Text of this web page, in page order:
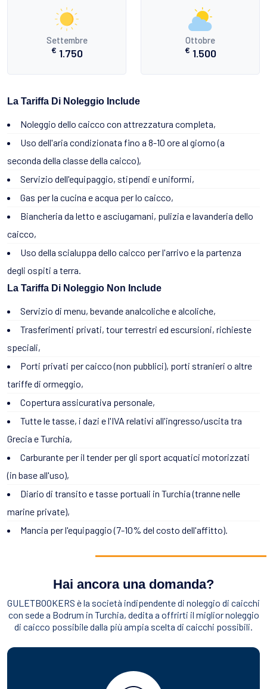
Settembre
€ 1.750
Ottobre
€ 1.500
La Tariffa Di Noleggio Include
Noleggio dello caicco con attrezzatura completa,
Uso dell'aria condizionata fino a 8-10 ore al giorno (a
seconda della classe della caicco),
Servizio dell'equipaggio, stipendi e uniformi,
Gas per la cucina e acqua per lo caicco,
Biancheria da letto e asciugamani, pulizia e lavanderia dello
caicco,
Uso della scialuppa dello caicco per l'arrivo e la partenza
degli ospiti a terra.
La Tariffa Di Noleggio Non Include
Servizio di menu, bevande analcoliche e alcoliche,
Trasferimenti privati, tour terrestri ed escursioni, richieste
speciali,
Porti privati per caicco (non pubblici), porti stranieri o altre
tariffe di ormeggio,
Copertura assicurativa personale,
Tutte le tasse, i dazi e l'IVA relativi all'ingresso/uscita tra
Grecia e Turchia,
Carburante per il tender per gli sport acquatici motorizzati
(in base all'uso),
Diario di transito e tasse portuali in Turchia (tranne nelle
marine private),
Mancia per l'equipaggio (7-10% del costo dell'affitto).
Hai ancora una domanda?
GULETBOOKERS è la società indipendente di noleggio di caicchi
con sede a Bodrum in Turchia, dedita a offrirti il miglior noleggio
di caicco possibile dalla più ampia scelta di caicchi possibili.